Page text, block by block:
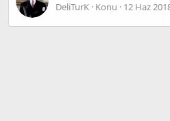
DeliTurK Konu 12 Haz